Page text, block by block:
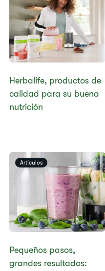
Herbalife​​​​​, productos de
calidad para su buena
nutrición
Artículos
Pequeños pasos,
grandes resultados: